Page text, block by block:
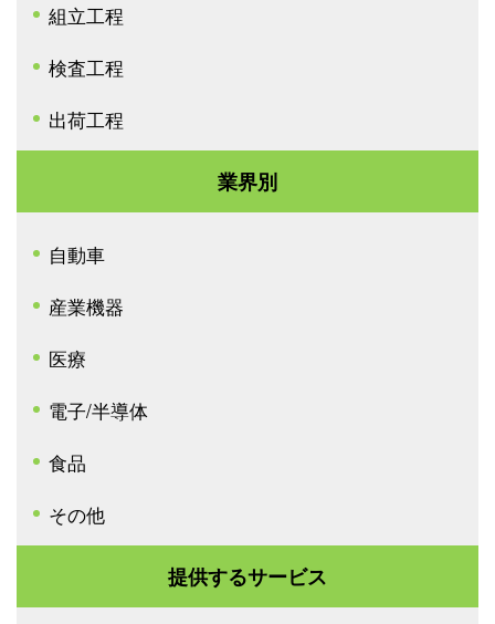
組立工程
検査工程
出荷工程
業界別
自動車
産業機器
医療
電子/半導体
食品
その他
提供するサービス